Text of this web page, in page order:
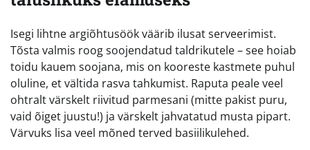
Isegi lihtne argiõhtusöök väärib ilusat serveerimist.
Tõsta valmis roog soojendatud taldrikutele – see hoiab
toidu kauem soojana, mis on kooreste kastmete puhul
oluline, et vältida rasva tahkumist. Raputa peale veel
ohtralt värskelt riivitud parmesani (mitte pakist puru,
vaid õiget juustu!) ja värskelt jahvatatud musta pipart.
Värvuks lisa veel mõned terved basiilikulehed.